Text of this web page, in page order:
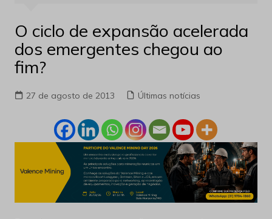
O ciclo de expansão acelerada
dos emergentes chegou ao
fim?
27 de agosto de 2013 Últimas notícias